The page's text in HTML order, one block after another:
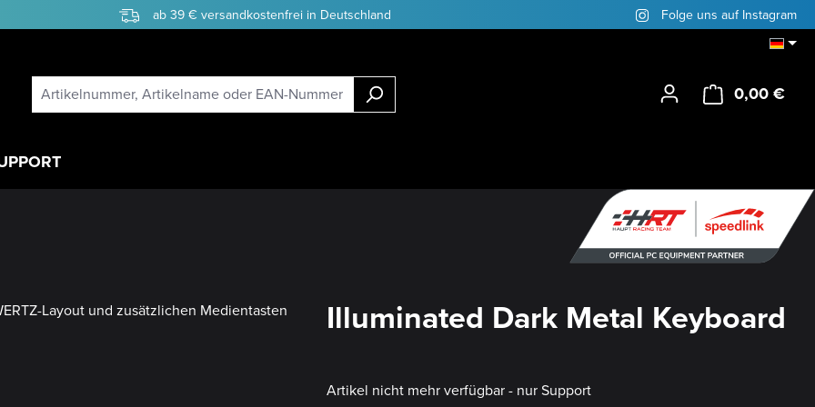
ab 39 € versandkostenfrei in Deutschland Folge uns auf Instagram
0,00 €
Illuminated Dark Metal Keyboard
Artikel nicht mehr verfügbar - nur Support